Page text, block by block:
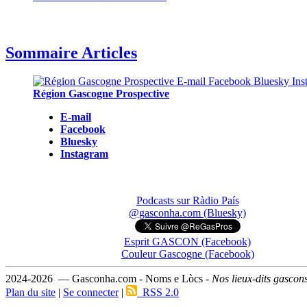
Sommaire Articles
Région Gascogne Prospective
E-mail
Facebook
Bluesky
Instagram
Podcasts sur Ràdio País
@gasconha.com (Bluesky)
Esprit GASCON (Facebook)
Couleur Gascogne (Facebook)
2024-2026 — Gasconha.com - Noms e Lòcs - Nos lieux-dits
Plan du site | Se connecter| RSS 2.0